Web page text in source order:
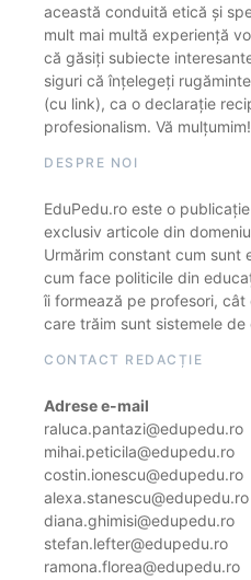
această conduită etică și
mult mai multă experiență
că găsiți subiecte
siguri că înțelegeți
(cu link), ca o declarație
profesionalism. Vă mulțumim!
DESPRE NOI
EduPedu.ro este o
exclusiv articole din
Urmărim constant cum sunt
cum face politicile din
îi formează pe profesori,
care trăim sunt sistemele
CONTACT REDACȚIE
Adrese e-mail
raluca.pantazi@edupedu.ro
mihai.peticila@edupedu.ro
costin.ionescu@edupedu.ro
alexa.stanescu@edupedu.ro
diana.ghimisi@edupedu.ro
stefan.lefter@edupedu.ro
ramona.florea@edupedu.ro